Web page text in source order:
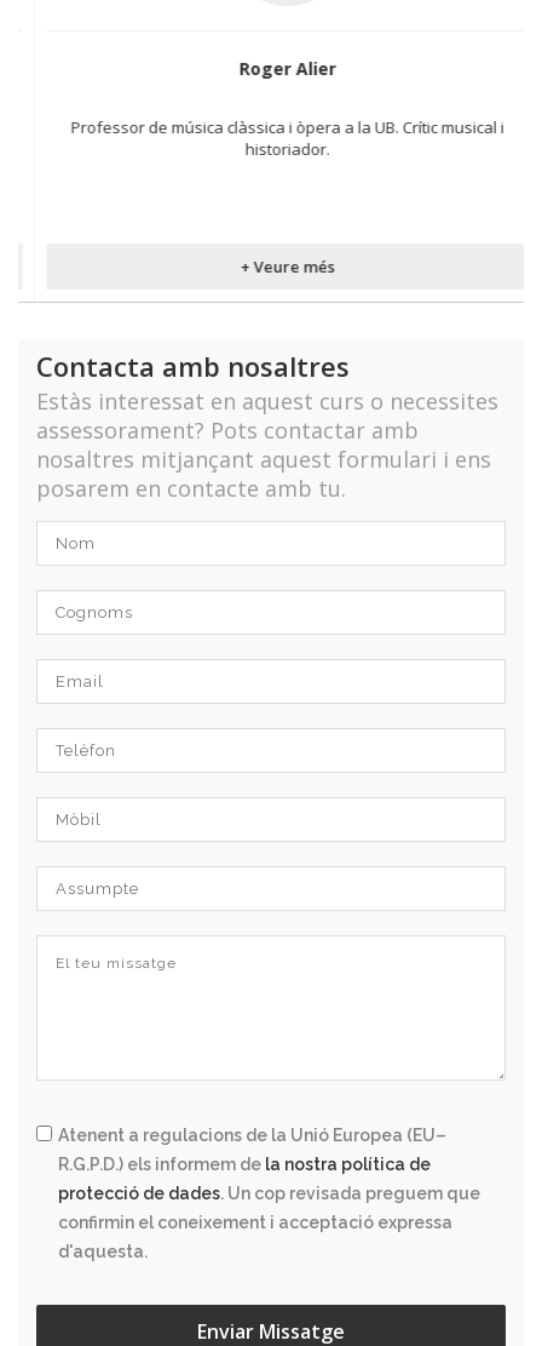
Roger Alier
Professor de música clàssica i òpera a la UB. Crític musical i
historiador.
+ Veure més
Contacta amb nosaltres
Estàs interessat en aquest curs o necessites
assessorament? Pots contactar amb
nosaltres mitjançant aquest formulari i ens
posarem en contacte amb tu.
Atenent a regulacions de la Unió Europea (EU–
R.G.P.D.) els informem de la nostra política de
protecció de dades. Un cop revisada preguem que
confirmin el coneixement i acceptació expressa
d'aquesta.
Enviar Missatge